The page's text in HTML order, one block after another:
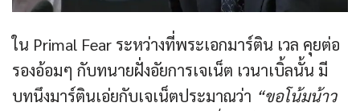
ใน Primal Fear ระหว่างที่พระเอกมาร์ติน เวล คุยต่อ
รองอ้อมๆ กับทนายฝั่งอัยการเจเน็ต เวนาเบิ้ลนั้น มี
บทนึงมาร์ตินเอ่ยกับเจเน็ตประมาณว่า “ขอโน้มน้าว